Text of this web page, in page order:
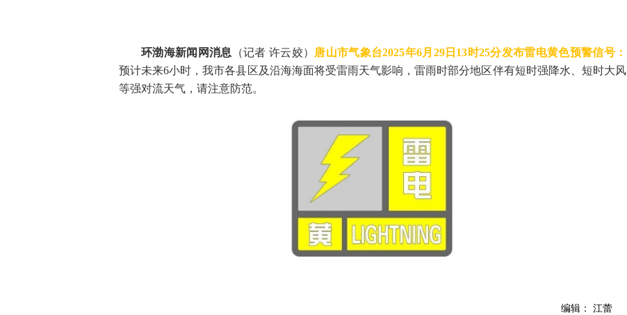
环渤海新闻网消息 （记者 许云姣） 唐山市气象台2025年6月29日13时25分发布雷电黄色预警信号：
预计未来6小时，我市各县区及沿海海面将受雷雨天气影响，雷雨时部分地区伴有短时强降水、短时大风
等强对流天气，请注意防范。
编辑： 江蕾